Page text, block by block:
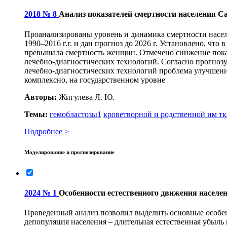
2018 № 8 Анализ показателей смертности населения
Проанализированы уровень и динамика смертности
1990–2016 г.г. и дан прогноз до 2026 г. Установлено,
превышала смертность женщин. Отмечено снижение
лечебно-диагностических технологий. Согласно
лечебно-диагностических технологий проблема
комплексно, на государственном уровне
Авторы: Жигулева Л. Ю.
Темы: гемобластозы1 кроветворной и родственной им
Подробнее >
Моделирование и прогнозирование
2024 № 1 Особенности естественного движения
Проведенный анализ позволил выделить основные
депопуляция населения – длительная естественная